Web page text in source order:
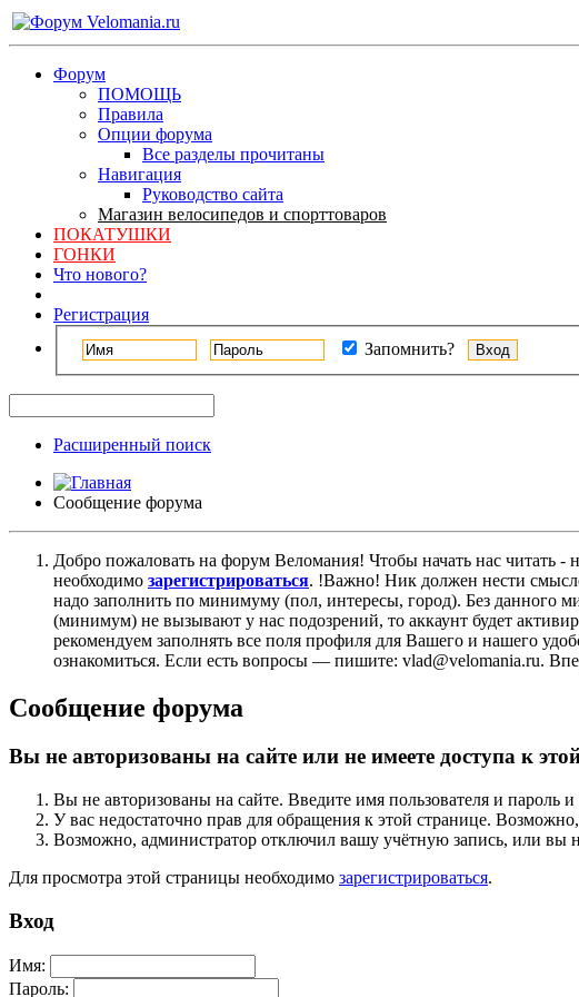
Форум
ПОМОЩЬ
Правила
Опции форума
Все разделы прочитаны
Навигация
Руководство сайта
Магазин велосипедов и спорттоваров
ПОКАТУШКИ
ГОНКИ
Что нового?
Регистрация
Запомнить?
Расширенный поиск
Сообщение форума
Добро пожаловать на форум Веломания! Чтобы начать нас читать -
необходимо зарегистрироваться. !Важно! Ник должен нести
надо заполнить по минимуму (пол, интересы, город). Без
(минимум) не вызывают у нас подозрений, то аккаунт будет
рекомендуем заполнять все поля профиля для Вашего и нашего
ознакомиться. Если есть вопросы — пишите: vlad@velomania.ru.
Сообщение форума
Вы не авторизованы на сайте или не имеете доступа к
Вы не авторизованы на сайте. Введите имя пользователя и пароль
У вас недостаточно прав для обращения к этой странице.
Возможно, администратор отключил вашу учётную запись, или вы
Для просмотра этой страницы необходимо зарегистрироваться.
Вход
Имя:
Пароль: